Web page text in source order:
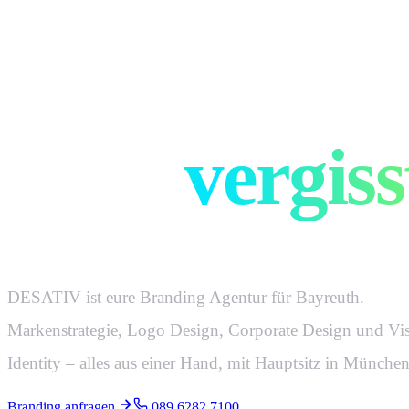
nicht
DESATIV ist eure Branding Agentur für Bayreuth.
Markenstrategie, Logo Design, Corporate Design und
Identity – alles aus einer Hand, mit Hauptsitz in